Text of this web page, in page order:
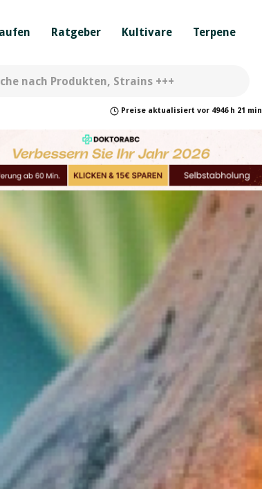
Ratgeber Kultivare Terpene
Preise aktualisiert vor 4946 h 21 min